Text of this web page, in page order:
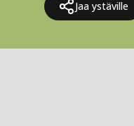
Jaa ystäville